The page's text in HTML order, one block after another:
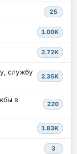
25
1.00K
2.72K
службу
2.35K
в
220
1.83K
3